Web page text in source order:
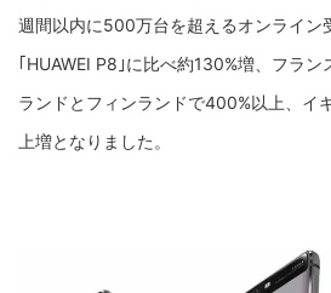
週間以内に500万台を超えるオンライン
｢HUAWEI P8｣に比べ約130%増、フラ
ランドとフィンランドで400%以上、イ
上増となりました。